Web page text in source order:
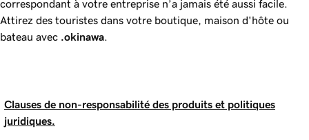
correspondant à votre entreprise n’a jamais été aussi facile.
Attirez des touristes dans votre boutique, maison d'hôte ou
bateau avec .okinawa
Clauses de non-responsabilité des produits et politiques
juridiques.